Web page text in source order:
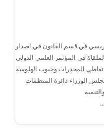
في قسم القانون في اصدار
في المؤتمر العلمي الدولي
المخدرات وحبوب الهلوسة
الوزراء دائرة المنظمات